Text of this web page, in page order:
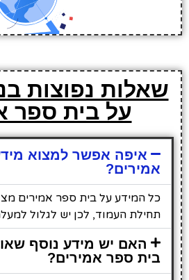
שאלות נפוצות
על בית ספר
איפה אפשר למצוא
אמירים?
כל המידע על בית ספר אמירים
תחילת העמוד, לכן יש לגלול
האם יש מידע נוסף
בית ספר אמירים?